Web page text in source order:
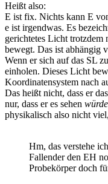
Heißt also:
E ist fix. Nichts kann E
e ist irgendwas. Es
gerichtetes Licht trotzdem
bewegt. Das ist abhängig
Wenn er sich auf das SL
einholen. Dieses Licht
Koordinatensystem nach
Das heißt nicht, dass er
nur, dass er es sehen würde
physikalisch also nicht
Hm, das verstehe
Fallender den EH
Probekörper doch